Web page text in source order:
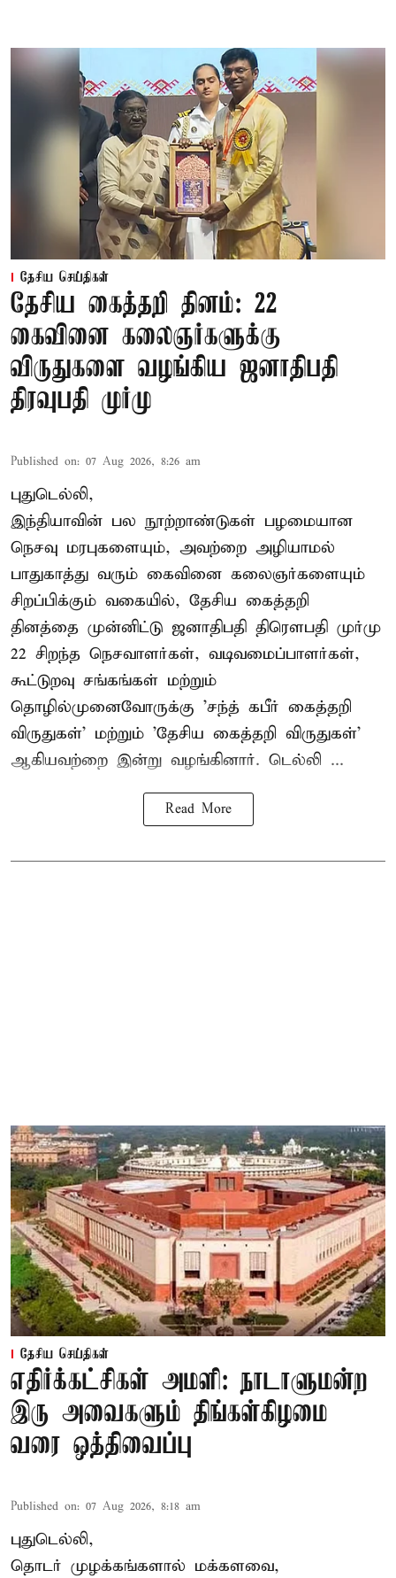
தேசிய செய்திகள்
தேசிய கைத்தறி தினம்: 22
கைவினை கலைஞர்களுக்கு
விருதுகளை வழங்கிய ஜனாதிபதி
திரவுபதி முர்மு
Published on: 07 Aug 2026, 8:26 am
புதுடெல்லி,
இந்தியாவின் பல நூற்றாண்டுகள் பழமையான
நெசவு மரபுகளையும், அவற்றை அழியாமல்
பாதுகாத்து வரும் கைவினை கலைஞர்களையும்
சிறப்பிக்கும் வகையில், தேசிய கைத்தறி
தினத்தை முன்னிட்டு ஜனாதிபதி திரௌபதி முர்மு
22 சிறந்த நெசவாளர்கள், வடிவமைப்பாளர்கள்,
கூட்டுறவு சங்கங்கள் மற்றும்
தொழில்முனைவோருக்கு 'சந்த் கபீர் கைத்தறி
விருதுகள்' மற்றும் 'தேசிய கைத்தறி விருதுகள்'
ஆகியவற்றை இன்று வழங்கினார். டெல்லி ...
Read More
தேசிய செய்திகள்
எதிர்க்கட்சிகள் அமளி: நாடாளுமன்ற
இரு அவைகளும் திங்கள்கிழமை
வரை ஒத்திவைப்பு
Published on: 07 Aug 2026, 8:18 am
புதுடெல்லி,
தொடர் முழக்கங்களால் மக்களவை,